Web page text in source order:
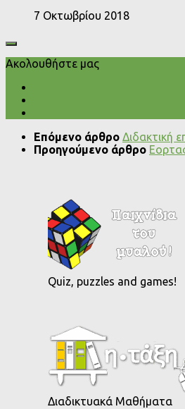
7 Οκτωβρίου 2018
Ακολουθήστε μας
Επόμενο άρθρο Διδακτική
Προηγούμενο άρθρο
Quiz, puzzles and games!
Διαδικτυακά Μαθήματα